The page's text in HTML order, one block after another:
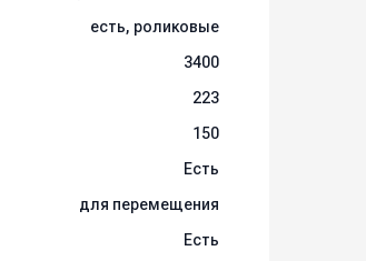
есть, роликовые
3400
223
150
Есть
для перемещения
Есть